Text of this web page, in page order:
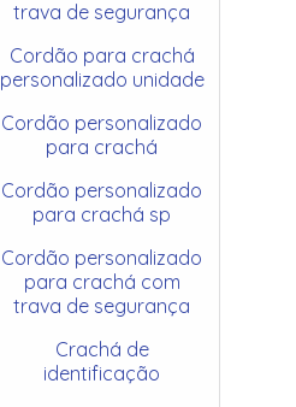
trava de segurança
Cordão para crachá
personalizado unidade
Cordão personalizado
para crachá
Cordão personalizado
para crachá sp
Cordão personalizado
para crachá com
trava de segurança
Crachá de
identificação